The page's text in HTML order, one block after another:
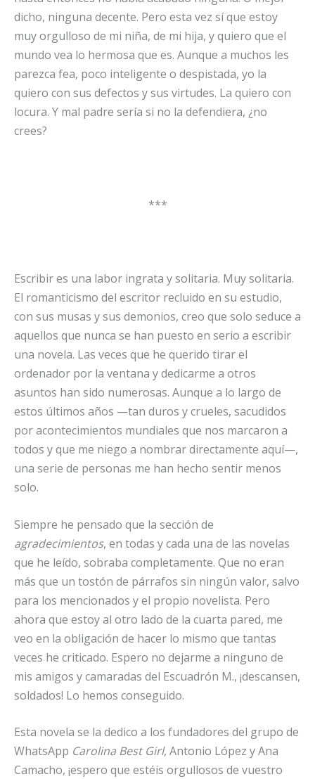
dicho, ninguna decente. Pero esta vez sí que estoy
muy orgulloso de mi niña, de mi hija, y quiero que el
mundo vea lo hermosa que es. Aunque a muchos les
parezca fea, poco inteligente o despistada, yo la
quiero con sus defectos y sus virtudes. La quiero con
locura. Y mal padre sería si no la defendiera, ¿no
crees?
***
Escribir es una labor ingrata y solitaria. Muy solitaria.
El romanticismo del escritor recluido en su estudio,
con sus musas y sus demonios, creo que solo seduce a
aquellos que nunca se han puesto en serio a escribir
una novela. Las veces que he querido tirar el
ordenador por la ventana y dedicarme a otros
asuntos han sido numerosas. Aunque a lo largo de
estos últimos años —tan duros y crueles, sacudidos
por acontecimientos mundiales que nos marcaron a
todos y que me niego a nombrar directamente aquí—,
una serie de personas me han hecho sentir menos
solo.
Siempre he pensado que la sección de
agradecimientos, en todas y cada una de las novelas
que he leído, sobraba completamente. Que no eran
más que un tostón de párrafos sin ningún valor, salvo
para los mencionados y el propio novelista. Pero
ahora que estoy al otro lado de la cuarta pared, me
veo en la obligación de hacer lo mismo que tantas
veces he criticado. Espero no dejarme a ninguno de
mis amigos y camaradas del Escuadrón M., ¡descansen,
soldados! Lo hemos conseguido.
Esta novela se la dedico a los fundadores del grupo de
WhatsApp Carolina Best Girl, Antonio López y Ana
Camacho, ¡espero que estéis orgullosos de vuestro